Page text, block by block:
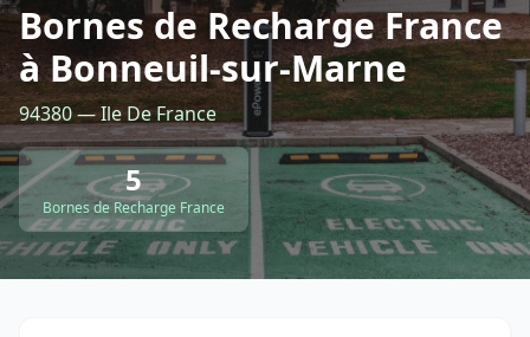
Retour à la liste des métiers
CGU-Confidentialité- Service proposé parViteUnDevis.com-Vous
Bornes de Recharge France
à Bonneuil-sur-Marne
94380 — Ile De France
5
Bornes de Recharge France